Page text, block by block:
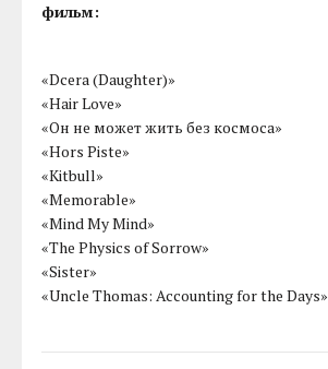
фильм:
«Dcera (Daughter)»
«Hair Love»
«Он не может жить без космоса»
«Hors Piste»
«Kitbull»
«Memorable»
«Mind My Mind»
«The Physics of Sorrow»
«Sister»
«Uncle Thomas: Accounting for the Days»